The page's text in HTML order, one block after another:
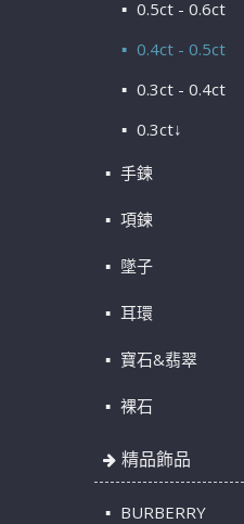
0.5ct - 0.6ct
0.4ct - 0.5ct
0.3ct - 0.4ct
0.3ct↓
手鍊
項鍊
墜子
耳環
寶石&翡翠
裸石
精品飾品
BURBERRY